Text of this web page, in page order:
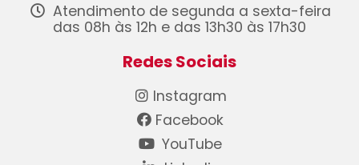
Atendimento de segunda a sexta-feira
das 08h às 12h e das 13h30 às 17h30
Redes Sociais
Instagram
Facebook
YouTube